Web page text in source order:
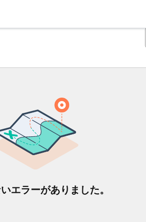
エラーがありました。